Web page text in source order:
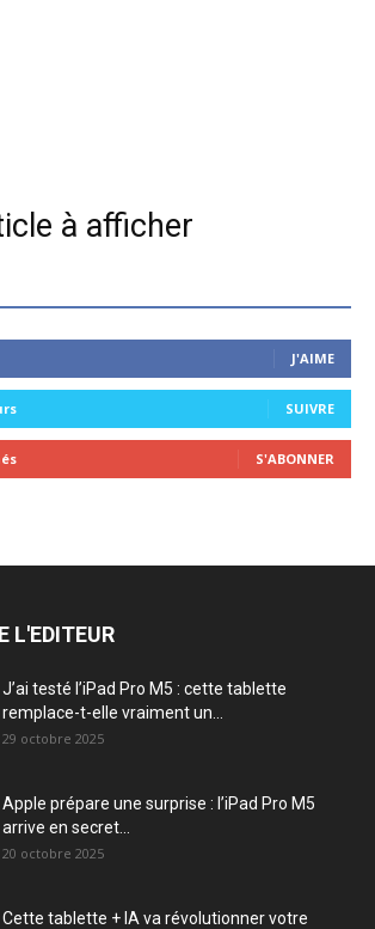
à afficher
J'AIME
SUIVRE
S'ABONNER
L'EDITEUR
J’ai testé l’iPad Pro M5 : cette tablette
remplace-t-elle vraiment un...
29 octobre 2025
Apple prépare une surprise : l’iPad Pro M5
arrive en secret...
20 octobre 2025
Cette tablette + IA va révolutionner votre